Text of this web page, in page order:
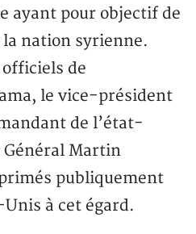
ayant pour objectif de
nation syrienne.
de
le vice-président
de l’état-
Général Martin
publiquement
à cet égard.